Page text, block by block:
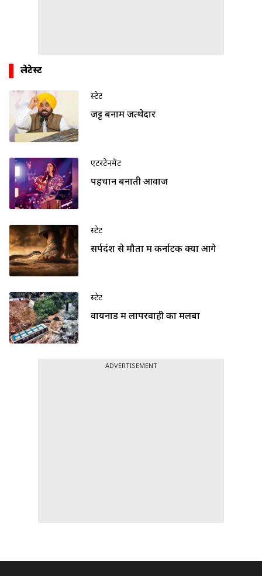
लेटेस्ट
स्टेट
जट्ट बनाम जत्थेदार
एंटरटेनमेंट
पहचान बनाती आवाज
स्टेट
सर्पदंश से मौतों में कर्नाटक क्यों आगे
स्टेट
वायनाड में लापरवाही का मलबा
ADVERTISEMENT